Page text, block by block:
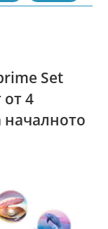
Set
4
началното